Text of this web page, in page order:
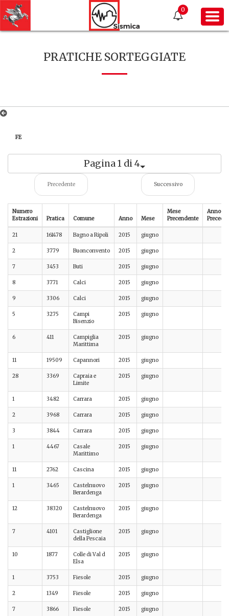
0
PRATICHE SORTEGGIATE
FE
Pagina 1 di 4
Precedente Successivo
Numero
Estrazioni
Pratica Comune Anno Mese
Mese
Precendente
Anno
21 161478 Bagno a Ripoli 2015 giugno
2 3779 Buonconvento 2015 giugno
7 3453 Buti 2015 giugno
8 3771 Calci 2015 giugno
9 3306 Calci 2015 giugno
5 3275
Campi
Bisenzio
2015 giugno
6 411
Campiglia
Marittima
2015 giugno
11 19509 Capannori 2015 giugno
28 3369
Capraia e
Limite
2015 giugno
1 3482 Carrara 2015 giugno
2 3968 Carrara 2015 giugno
3 3844 Carrara 2015 giugno
1 4467
Casale
Marittimo
2015 giugno
11 2762 Cascina 2015 giugno
1 3465
Castelnuovo
Berardenga
2015 giugno
12 38320
Castelnuovo
Berardenga
2015 giugno
7 4101
Castiglione
della Pescaia
2015 giugno
10 1877
Colle di Val d
Elsa
2015 giugno
1 3753 Fiesole 2015 giugno
2 1349 Fiesole 2015 giugno
7 3866 Fiesole 2015 giugno